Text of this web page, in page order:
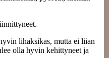
lihaksikas, mutta ei liian
olla hyvin kehittyneet ja